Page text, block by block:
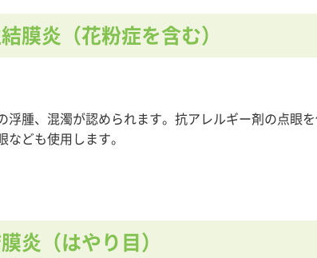
膜炎（花粉症を含む）
浮腫、混濁が認められます。抗アレルギー剤の点眼
なども使用します。
炎（はやり目）